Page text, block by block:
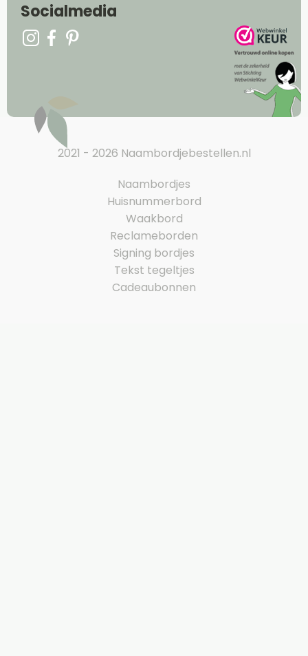
Socialmedia
2021 - 2026 Naambordjebestellen.nl
Naambordjes
Huisnummerbord
Waakbord
Reclameborden
Signing bordjes
Tekst tegeltjes
Cadeaubonnen